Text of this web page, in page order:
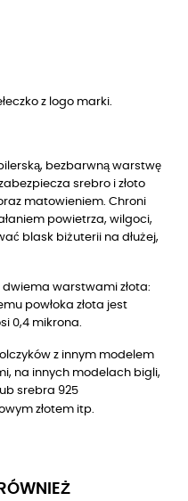
z logo marki.
bezbarwną warstwę
srebro i złoto
matowieniem. Chroni
powietrza, wilgoci,
blask biżuterii na dłużej,
warstwami złota:
powłoka złota jest
0,4 mikrona.
z innym modelem
na innych modelach bigli,
srebra 925
złotem itp.